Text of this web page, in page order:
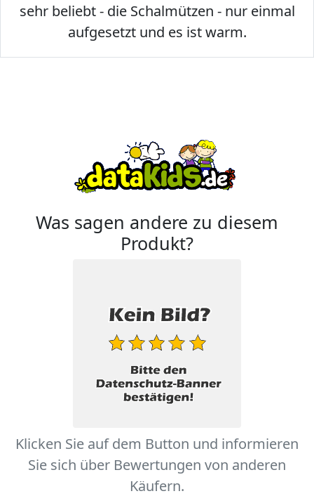
sehr beliebt - die Schalmützen - nur einmal
aufgesetzt und es ist warm.
Was sagen andere zu diesem
Produkt?
Klicken Sie auf dem Button und informieren
Sie sich über Bewertungen von anderen
Käufern.